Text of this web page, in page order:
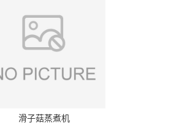
滑子菇蒸煮机